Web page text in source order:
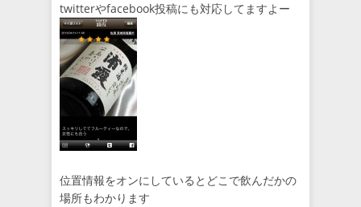
twitterやfacebook投稿にも対応してますよー
位置情報をオンにしているとどこで飲んだかの
場所もわかります